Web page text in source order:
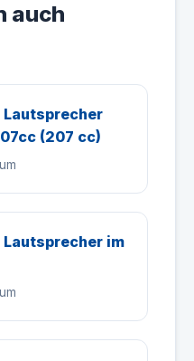
auch
Lautsprecher
(207 cc)
Lautsprecher im